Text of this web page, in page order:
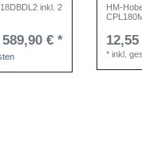
inkl. 2
589,90 € *
HM-
*inkl.